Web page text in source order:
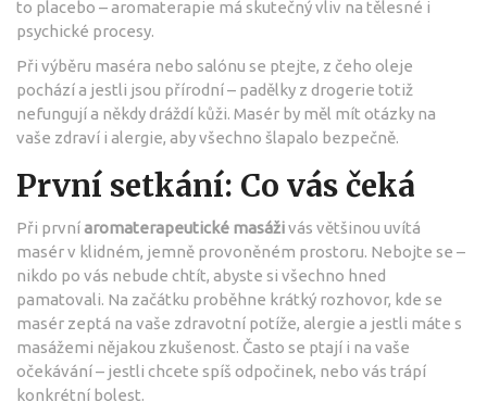
to placebo – aromaterapie má skutečný vliv na tělesné i
psychické procesy.
Při výběru maséra nebo salónu se ptejte, z čeho oleje
pochází a jestli jsou přírodní – padělky z drogerie totiž
nefungují a někdy dráždí kůži. Masér by měl mít otázky na
vaše zdraví i alergie, aby všechno šlapalo bezpečně.
První setkání: Co vás čeká
Při prvníaromaterapeutické masáživás většinou uvítá
masér v klidném, jemně provoněném prostoru. Nebojte se –
nikdo po vás nebude chtít, abyste si všechno hned
pamatovali. Na začátku proběhne krátký rozhovor, kde se
masér zeptá na vaše zdravotní potíže, alergie a jestli máte s
masážemi nějakou zkušenost. Často se ptají i na vaše
očekávání – jestli chcete spíš odpočinek, nebo vás trápí
konkrétní bolest.